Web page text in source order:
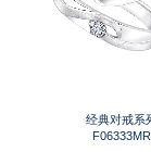
经典对戒系
F06333MR